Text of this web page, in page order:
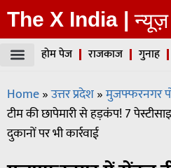
The X India | न्यूज़
होम पेज राजकाज गुनाह
Home»उत्तर प्रदेश»मुजफ्फरनगर
टीम की छापेमारी से हड़कंप! 7
दुकानों पर भी कार्रवाई